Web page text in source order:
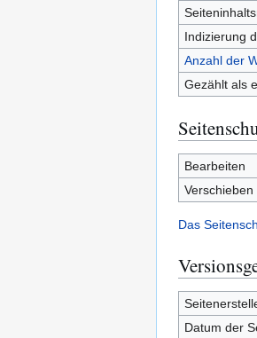
Indizierung
Anzahl der
Gezählt als
Bearbeiten
Verschieben
Das
Datum der